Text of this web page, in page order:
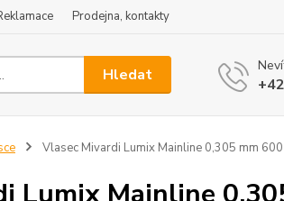
Prodejna, kontakty
Hledat
Vlasec Mivardi Lumix Mainline 0,305 mm